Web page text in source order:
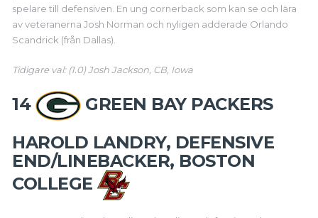
spelare till defensiven. En ung cornerback som kan se och lära
av veteranerna Josh Norman och nyligen adderade Orlando
Scandrick (från Dallas).
Tidigare val: (1.0) Josh Jackson, CB, Iowa
14
GREEN BAY PACKERS
HAROLD LANDRY, DEFENSIVE
END/LINEBACKER, BOSTON
COLLEGE